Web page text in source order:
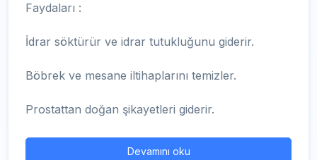
Faydaları :
İdrar söktürür ve idrar tutukluğunu giderir.
Böbrek ve mesane iltihaplarını temizler.
Prostattan doğan şikayetleri giderir.
Devamını oku